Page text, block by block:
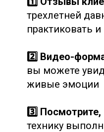
трехлетней
практиковать
2️⃣ Видео-
вы можете
живые эмоции
3️⃣
технику